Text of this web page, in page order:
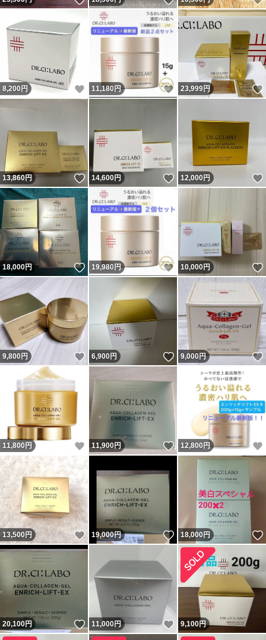
8,200 円 いいね！
11,180円 いいね！
23,999円
13,860円 いいね！
14,600円 いいね！
12,000円
18,000円 いいね！
19,980円 いいね！
10,000円
9,800円 いいね！
6,900円 いいね！
9,000円
11,800 円 いいね！
11,900円 いいね！
12,800 円
13,500円 いいね！
19,000円 いいね！
18,000円
20,100円 いいね！
11,000円 いいね！
9,100円